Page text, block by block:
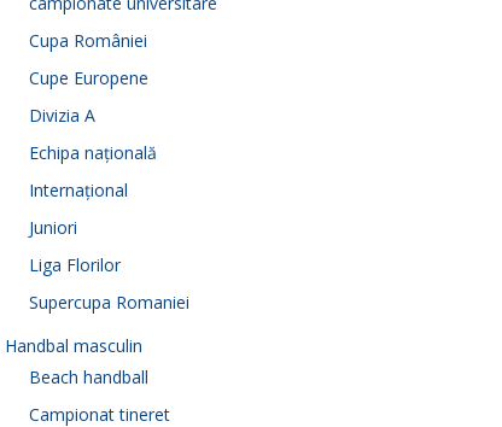
Cupa României
Cupe Europene
Divizia A
Echipa națională
Internațional
Juniori
Liga Florilor
Supercupa Romaniei
Handbal masculin
Beach handball
Campionat tineret